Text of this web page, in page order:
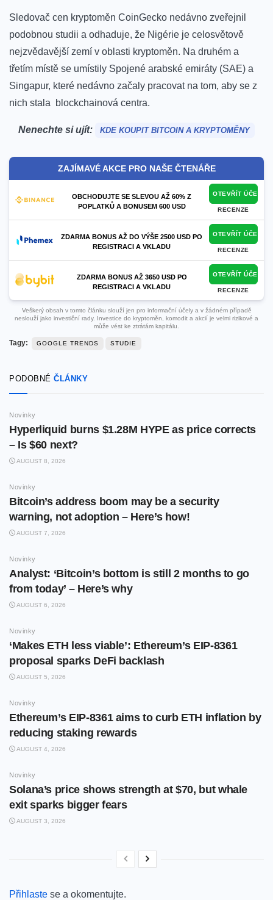
Sledovač cen kryptoměn CoinGecko nedávno zveřejnil
podobnou studii a odhaduje, že Nigérie je celosvětově
nejzvědavější zemí v oblasti kryptoměn. Na druhém a
třetím místě se umístily Spojené arabské emiráty (SAE) a
Singapur, které nedávno začaly pracovat na tom, aby se z
nich stala blockchainová centra.
Nenechte si ujít: KDE KOUPIT BITCOIN A KRYPTOMĚNY
ZAJÍMAVÉ AKCE PRO NAŠE ČTENÁŘE
OBCHODUJTE SE SLEVOU AŽ 60% Z
POPLATKŮ A BONUSEM 600 USD
OTEVŘÍT ÚČET
RECENZE
ZDARMA BONUS AŽ DO VÝŠE 2500 USD PO
REGISTRACI A VKLADU
OTEVŘÍT ÚČET
RECENZE
ZDARMA BONUS AŽ 3650 USD PO
REGISTRACI A VKLADU
OTEVŘÍT ÚČET
RECENZE
Veškerý obsah v tomto článku slouží jen pro informační účely a v žádném případě
neslouží jako investiční rady. Investice do kryptoměn, komodit a akcií je velmi rizikové a
může vést ke ztrátám kapitálu.
Tagy: GOOGLE TRENDS STUDIE
PODOBNÉ ČLÁNKY
Novinky
Hyperliquid burns $1.28M HYPE as price corrects
– Is $60 next?
AUGUST 8, 2026
Novinky
Bitcoin’s address boom may be a security
warning, not adoption – Here’s how!
AUGUST 7, 2026
Novinky
Analyst: ‘Bitcoin’s bottom is still 2 months to go
from today’ – Here’s why
AUGUST 6, 2026
Novinky
‘Makes ETH less viable’: Ethereum’s EIP-8361
proposal sparks DeFi backlash
AUGUST 5, 2026
Novinky
Ethereum’s EIP-8361 aims to curb ETH inflation by
reducing staking rewards
AUGUST 4, 2026
Novinky
Solana’s price shows strength at $70, but whale
exit sparks bigger fears
AUGUST 3, 2026
Přihlaste se a okomentujte.